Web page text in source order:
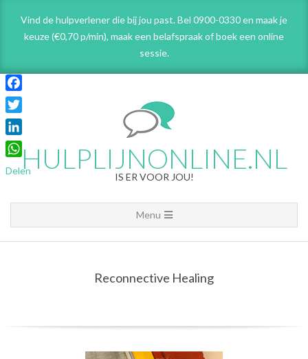
content
Vind de hulpverlener die bij jou past. Bel 0900-0330 en maak je
keuze (€0,70 p/min), maak een belafspraakof boek een online
sessie.
HULPLIJNONLINE.NL
IS ER VOOR JOU!
Navigation
Menu
Menu
Reconnective Healing
Facebook
Twitter
LinkedIn
WhatsApp
Delen